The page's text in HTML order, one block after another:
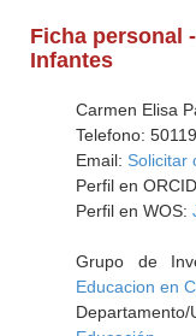
Ficha personal
Infantes
Carmen Elisa
Telefono: 50119
Email: Solicitar
Perfil en
Perfil en WOS:
Grupo de
Educacion en